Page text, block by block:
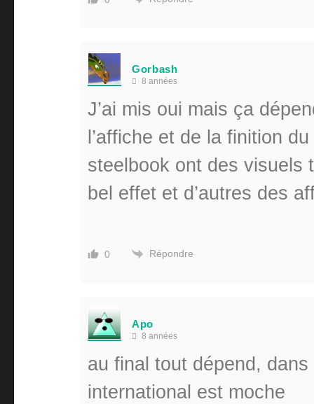
Gorbash
8 années
J’ai mis oui mais ça
l’affiche et de la finition
steelbook ont des visuels
bel effet et d’autres des
0 Répondre
Apo
8 années
au final tout dépend,
international est moche